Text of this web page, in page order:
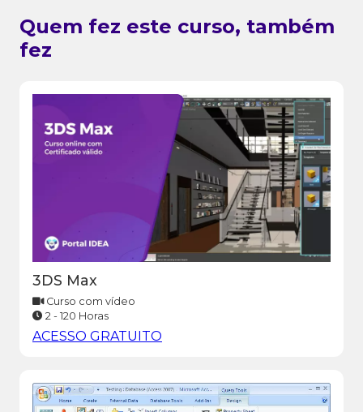
Quem fez este curso, também
fez
3DS Max
Curso com vídeo
2 - 120 Horas
ACESSO GRATUITO